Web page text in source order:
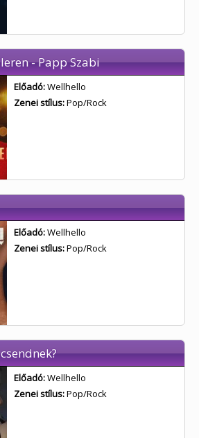
- Papp Szabi
Előadó:Wellhello
Zenei stílus:Pop/Rock
Előadó:Wellhello
Zenei stílus:Pop/Rock
Előadó:Wellhello
Zenei stílus:Pop/Rock